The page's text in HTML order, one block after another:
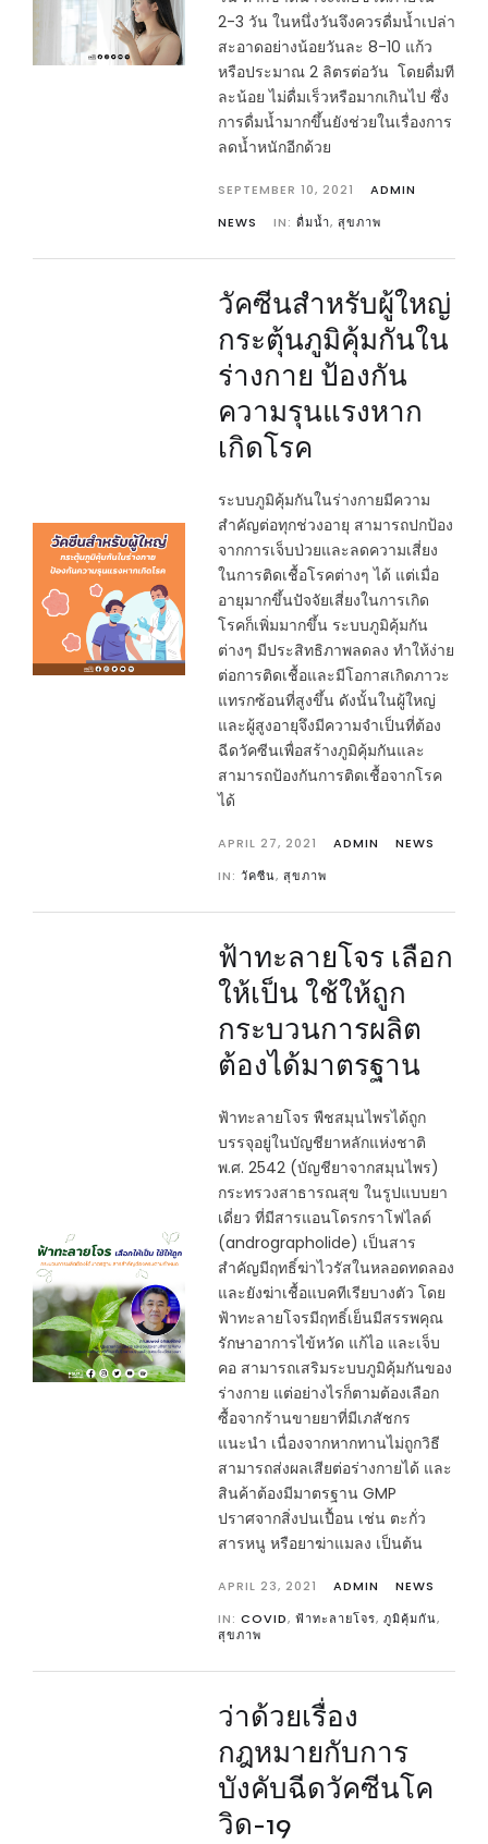
2-3 วัน ในหนึ่งวันจึงควรดื่มน้ำเปล่า
สะอาดอย่างน้อยวันละ 8-10 แก้ว
หรือประมาณ 2 ลิตรต่อวัน โดยดื่มที
ละน้อย ไม่ดื่มเร็วหรือมากเกินไป ซึ่ง
การดื่มน้ำมากขึ้นยังช่วยในเรื่องการ
ลดน้ำหนักอีกด้วย
SEPTEMBER 10, 2021
ADMIN
NEWS
IN: ดื่มน้ำ, สุขภาพ
วัคซีนสำหรับผู้ใหญ่
กระตุ้นภูมิคุ้มกันใน
ร่างกาย ป้องกัน
ความรุนแรงหาก
เกิดโรค
ระบบภูมิคุ้มกันในร่างกายมีความ
สำคัญต่อทุกช่วงอายุ สามารถปกป้อง
จากการเจ็บป่วยและลดความเสี่ยง
ในการติดเชื้อโรคต่างๆ ได้ แต่เมื่อ
อายุมากขึ้นปัจจัยเสี่ยงในการเกิด
โรคก็เพิ่มมากขึ้น ระบบภูมิคุ้มกัน
ต่างๆ มีประสิทธิภาพลดลง ทำให้ง่าย
ต่อการติดเชื้อและมีโอกาสเกิดภาวะ
แทรกซ้อนที่สูงขึ้น ดังนั้นในผู้ใหญ่
และผู้สูงอายุจึงมีความจำเป็นที่ต้อง
ฉีดวัคซีนเพื่อสร้างภูมิคุ้มกันและ
สามารถป้องกันการติดเชื้อจากโรค
ได้
APRIL 27, 2021 ADMIN
NEWS
IN: วัคซีน, สุขภาพ
ฟ้าทะลายโจร เลือก
ให้เป็น ใช้ให้ถูก
กระบวนการผลิต
ต้องได้มาตรฐาน
ฟ้าทะลายโจร พืชสมุนไพรได้ถูก
บรรจุอยู่ในบัญชียาหลักแห่งชาติ
พ.ศ. 2542 (บัญชียาจากสมุนไพร)
กระทรวงสาธารณสุข ในรูปแบบยา
เดี่ยว ที่มีสารแอนโดรกราโฟไลด์
(andrographolide) เป็นสาร
สำคัญมีฤทธิ์ฆ่าไวรัสในหลอดทดลอง
และยังฆ่าเชื้อแบคทีเรียบางตัว โดย
ฟ้าทะลายโจรมีฤทธิ์เย็นมีสรรพคุณ
รักษาอาการไข้หวัด แก้ไอ และเจ็บ
คอ สามารถเสริมระบบภูมิคุ้มกันของ
ร่างกาย แต่อย่างไรก็ตามต้องเลือก
ซื้อจากร้านขายยาที่มีเภสัชกร
แนะนำ เนื่องจากหากทานไม่ถูกวิธี
สามารถส่งผลเสียต่อร่างกายได้ และ
สินค้าต้องมีมาตรฐาน GMP
ปราศจากสิ่งปนเปื้อน เช่น ตะกั่ว
สารหนู หรือยาฆ่าแมลง เป็นต้น
APRIL 23, 2021 ADMIN
NEWS
IN: COVID, ฟ้าทะลายโจร, ภูมิคุ้มกัน,
สุขภาพ
ว่าด้วยเรื่อง
กฎหมายกับการ
บังคับฉีดวัคซีนโค
วิด-19